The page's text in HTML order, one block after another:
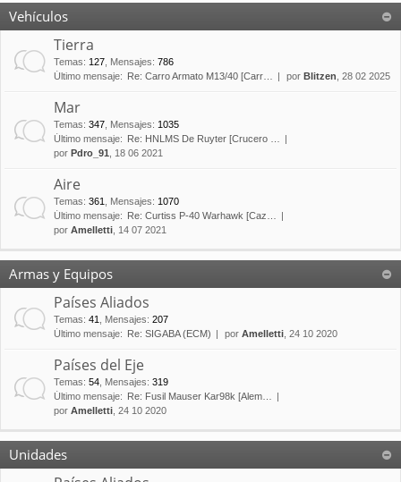
Vehículos
Tierra
Temas: 127 Mensajes: 786
Último mensaje:
Re: Carro Armato M13/40 [Carr… por Blitzen , 28 02 2025
Mar
Temas: 347 Mensajes: 1035
Último mensaje:
Re: HNLMS De Ruyter [Crucero …
por Pdro_91 , 18 06 2021
Aire
Temas: 361 Mensajes: 1070
Último mensaje:
Re: Curtiss P-40 Warhawk [Caz…
por Amelletti , 14 07 2021
Armas y Equipos
Países Aliados
Temas: 41 Mensajes: 207
Último mensaje:
Re: SIGABA (ECM) por Amelletti , 24 10 2020
Países del Eje
Temas: 54 Mensajes: 319
Último mensaje:
Re: Fusil Mauser Kar98k [Alem…
por Amelletti , 24 10 2020
Unidades